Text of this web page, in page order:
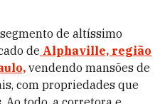
de altíssimo
de Alphaville, região
vendendo mansões de
com propriedades que